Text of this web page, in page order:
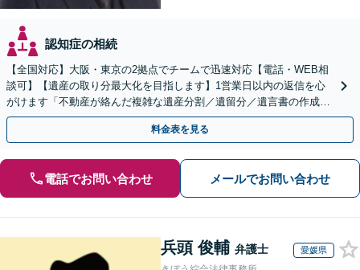
認知症の相続
【全国対応】大阪・東京の2拠点でチームで迅速対応【電話・WEB相
談可】【遺産の取り分最大化を目指します】1営業日以内の返信を心
がけます「不動産が絡んだ複雑な遺産分割／遺留分／遺言書の作成・
執行／事業承継など、お任せください」【休日相談あり】
料金表を見る
電話でお問い合わせ メールでお問い合わせ
兵頭 俊輔 弁護士 愛媛県